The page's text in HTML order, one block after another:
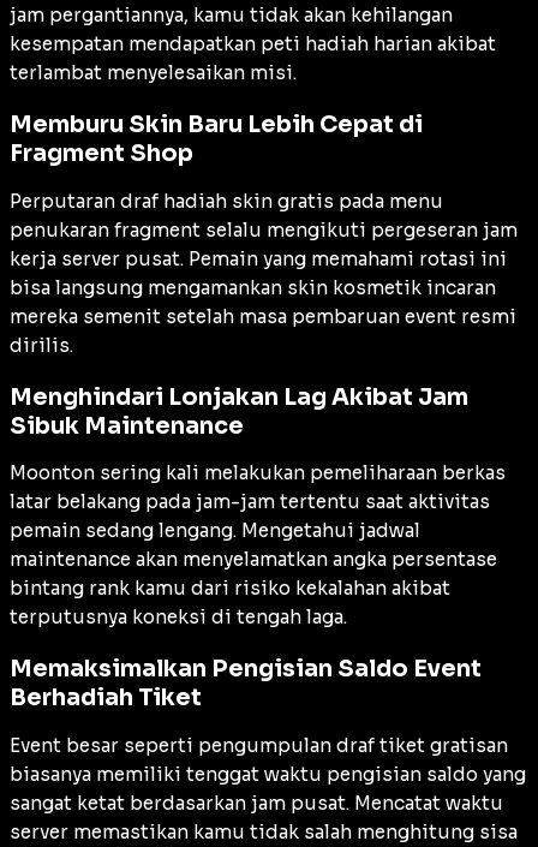
jam pergantiannya, kamu tidak akan kehilangan
kesempatan mendapatkan peti hadiah harian akibat
terlambat menyelesaikan misi.
Memburu Skin Baru Lebih Cepat di
Fragment Shop
Perputaran draf hadiah skin gratis pada menu
penukaran fragment selalu mengikuti pergeseran jam
kerja server pusat. Pemain yang memahami rotasi ini
bisa langsung mengamankan skin kosmetik incaran
mereka semenit setelah masa pembaruan event resmi
dirilis.
Menghindari Lonjakan Lag Akibat Jam
Sibuk Maintenance
Moonton sering kali melakukan pemeliharaan berkas
latar belakang pada jam-jam tertentu saat aktivitas
pemain sedang lengang. Mengetahui jadwal
maintenance akan menyelamatkan angka persentase
bintang rank kamu dari risiko kekalahan akibat
terputusnya koneksi di tengah laga.
Memaksimalkan Pengisian Saldo Event
Berhadiah Tiket
Event besar seperti pengumpulan draf tiket gratisan
biasanya memiliki tenggat waktu pengisian saldo yang
sangat ketat berdasarkan jam pusat. Mencatat waktu
server memastikan kamu tidak salah menghitung sisa